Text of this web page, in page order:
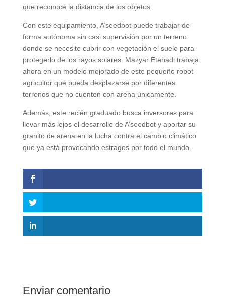
que reconoce la distancia de los objetos.
Con este equipamiento, A’seedbot puede trabajar de
forma autónoma sin casi supervisión por un terreno
donde se necesite cubrir con vegetación el suelo para
protegerlo de los rayos solares. Mazyar Etehadi trabaja
ahora en un modelo mejorado de este pequeño robot
agricultor que pueda desplazarse por diferentes
terrenos que no cuenten con arena únicamente.
Además, este recién graduado busca inversores para
llevar más lejos el desarrollo de A’seedbot y aportar su
granito de arena en la lucha contra el cambio climático
que ya está provocando estragos por todo el mundo.
Enviar comentario